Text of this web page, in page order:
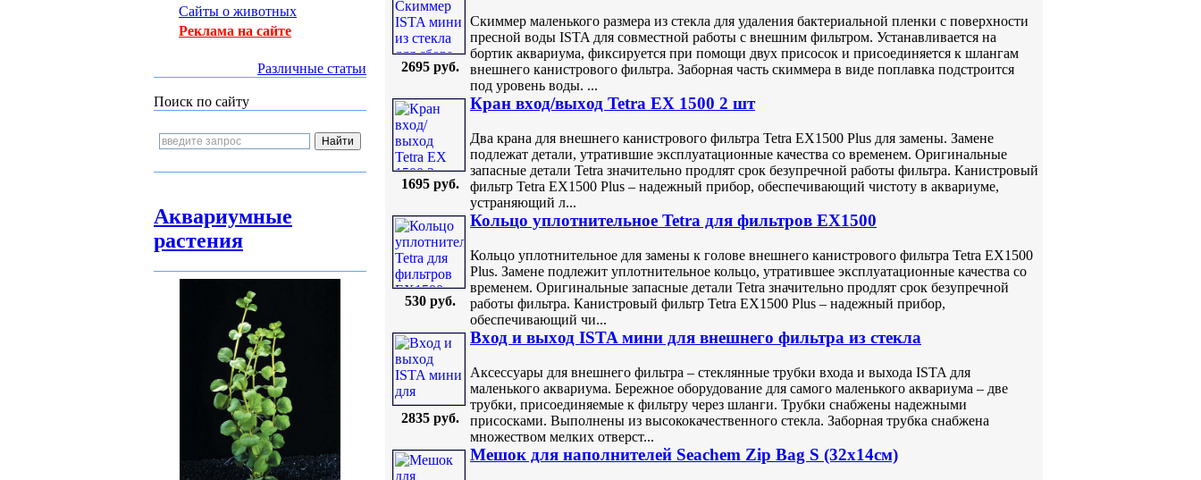
Сайты о животных
Реклама на сайте
Различные статьи
Поиск по сайту
Аквариумные
растения
2695 руб.
Скиммер маленького размера из стекла для удаления бактериальной пленки с поверхности
пресной воды ISTA для совместной работы с внешним фильтром. Устанавливается на
бортик аквариума, фиксируется при помощи двух присосок и присоединяется к шлангам
внешнего канистрового фильтра. Заборная часть скиммера в виде поплавка подстроится
под уровень воды. ...
1695 руб.
Кран вxод/выxод Tetra EX 1500 2 шт
Два крана для внешнего канистрового фильтра Tetra EX1500 Plus для замены. Замене
подлежат детали, утратившие эксплуатационные качества со временем. Оригинальные
запасные детали Tetra значительно продлят срок безупречной работы фильтра. Канистровый
фильтр Tetra EX1500 Plus – надежный прибор, обеспечивающий чистоту в аквариуме,
устраняющий л...
530 руб.
Кольцо уплотнительное Tetra для фильтров EX1500
Кольцо уплотнительное для замены к голове внешнего канистрового фильтра Tetra EX1500
Plus. Замене подлежит уплотнительное кольцо, утратившее эксплуатационные качества со
временем. Оригинальные запасные детали Tetra значительно продлят срок безупречной
работы фильтра. Канистровый фильтр Tetra EX1500 Plus – надежный прибор,
обеспечивающий чи...
2835 руб.
Вxод и выxод ISTA мини для внешнего фильтра из стекла
Аксессуары для внешнего фильтра – стеклянные трубки входа и выхода ISTA для
маленького аквариума. Бережное оборудование для самого маленького аквариума – две
трубки, присоединяемые к фильтру через шланги. Трубки снабжены надежными
присосками. Выполнены из высококачественного стекла. Заборная трубка снабжена
множеством мелких отверст...
Мешок для наполнителей Seachem Zip Bag S (32x14см)